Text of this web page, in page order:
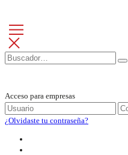
Acceso para empresas
¿Olvidaste tu contraseña?